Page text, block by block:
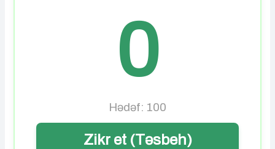
0
Hədəf: 100
Zikr et (Təsbeh)